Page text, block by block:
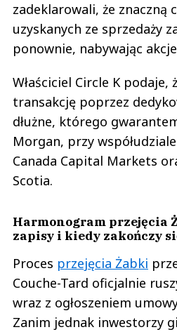
zadeklarowali, że znaczną
uzyskanych ze sprzedaży
ponownie, nabywając
Właściciel Circle K podaje,
transakcję poprzez
dłużne, którego
Morgan, przy
Canada Capital Markets
Scotia.
Harmonogram przejęcia
zapisy i kiedy zakończy
Proces przejęcia Żabki
Couche-Tard oficjalnie
wraz z ogłoszeniem
Zanim jednak inwestorzy